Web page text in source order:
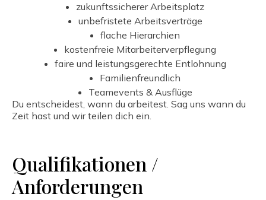
zukunftssicherer Arbeitsplatz
unbefristete Arbeitsverträge
flache Hierarchien
kostenfreie Mitarbeiterverpflegung
faire und leistungsgerechte Entlohnung
Familienfreundlich
Teamevents & Ausflüge
Du entscheidest, wann du arbeitest. Sag uns wann du
Zeit hast und wir teilen dich ein.
Qualifikationen /
Anforderungen